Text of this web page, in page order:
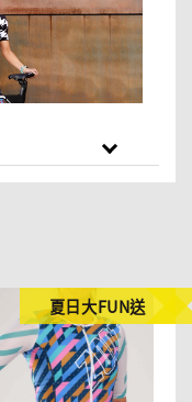
夏日大FUN送